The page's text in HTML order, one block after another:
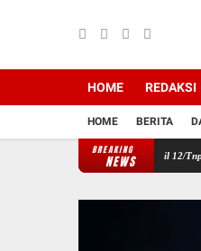
HOME REDAKSI
HOME BERITA
BREAKING
NEWS
Babinsa Koramil 12/Tnp Turun